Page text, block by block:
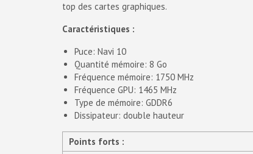
top des cartes graphiques.
Caractéristiques :
Puce: Navi 10
Quantité mémoire: 8 Go
Fréquence mémoire: 1750 MHz
Fréquence GPU: 1465 MHz
Type de mémoire: GDDR6
Dissipateur: double hauteur
Points forts :